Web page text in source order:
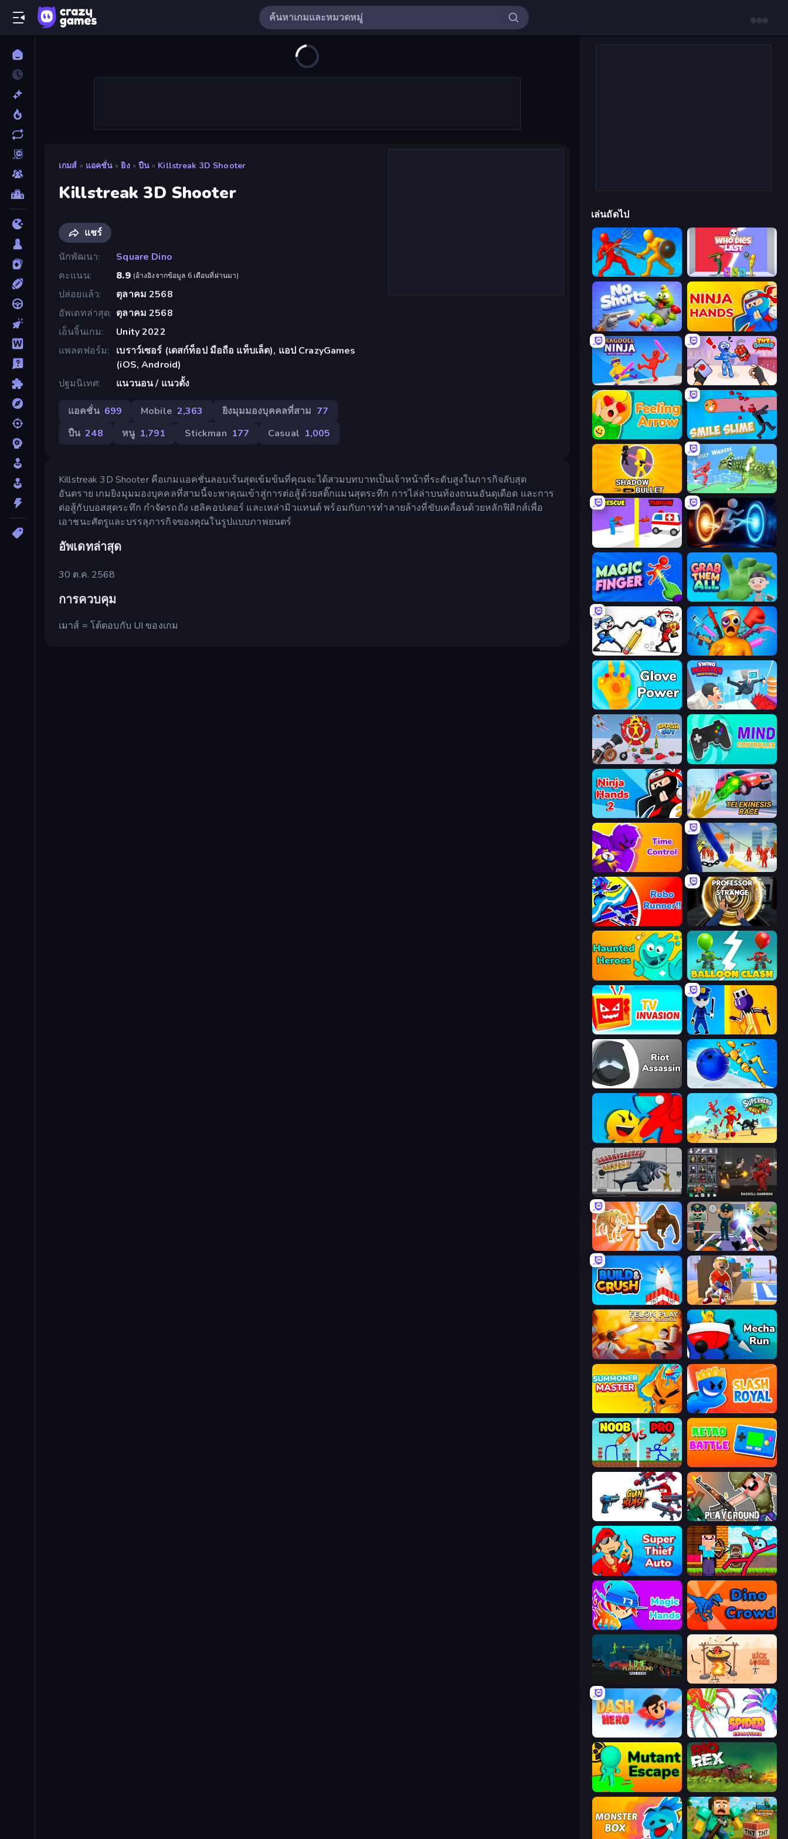
เกมส์ » แอคชั่น » ยิง » ปืน » Killstreak 3D Shooter
Killstreak 3D Shooter
แชร์
นักพัฒนา
Square Dino
คะแนน
8.9 (อ้างอิงจากข้อมูล 6 เดือนที่ผ่านมา)
ปล่อยแล้ว
ตุลาคม 2568
อัพเดทล่าสุด ตุลาคม 2568
เอ็นจิ้นเกม
Unity 2022
แพลตฟอร์ม
เบราว์เซอร์ (เดสก์ท็อป มือถือ แท็บเล็ต), แอป CrazyGames
(iOS, Android)
ปฐมนิเทศ
แนวนอน / แนวตั้ง
แอคชั่น 699 Mobile 2,363 ยิงมุมมองบุคคลที่สาม 77
ปืน 248 หนู 1,791 Stickman 177 Casual 1,005
Killstreak 3D Shooter คือเกมแอคชั่นลอบเร้นสุดเข้มข้นที่คุณจะได้สวมบทบาทเป็นเจ้าหน้าที่ระดับสูงในภารกิจลับสุด
อันตราย เกมยิงมุมมองบุคคลที่สามนี้จะพาคุณเข้าสู่การต่อสู้ด้วยสติ๊กแมนสุดระทึก การไล่ล่าบนท้องถนนอันดุเดือด และการ
ต่อสู้กับบอสสุดระทึก กำจัดรถถัง เฮลิคอปเตอร์ และเหล่ามิวแทนต์ พร้อมกับการทำลายล้างที่ขับเคลื่อนด้วยหลักฟิสิกส์เพื่อ
เอาชนะศัตรูและบรรลุภารกิจของคุณในรูปแบบภาพยนตร์
อัพเดทล่าสุด
30 ต.ค. 2568
การควบคุม
เมาส์ = โต้ตอบกับ UI ของเกม
เล่นถัดไป
Epic Sword Battle! Fight in Arena Who Dies Last?
No Shorts Ninja Hands
Ragdoll Ninja: Imposter Hero TNT Bomber
Feeling Arrow Smile Slime
Shadow Bullet Silly Walkers
Rescue Throw Portal Escape
Magic Finger 3D Grab Them All
Doodle Smash Fun Ragdoll Challenge!
Glove Power Swing Monster: Decisive Battle
Smash Guy: Ragdoll Punch Hero Mind Controller
Ninja Hands 2 Telekinesis Race 3D
Time Control! Slasher
Robo Runner Professor Strange
Haunted Heroes Balloon Clash
TV Invasion
Riot Assassin Playground Man! Ragdoll Show!
Riot Escape Superhero Race!
Sharkosaurus Rampage Last Play: Ragdoll Sandbox
Animal DNA Run Find The Alien
Build and Crush Blaster Pranks
Felon Play: Ragdoll Sandbox Mecha Run
Summoner Master Slash Royal
DOP Noob: Draw to Save Retro Battle
Playground
Super Thief Auto Noob Archer vs Stickman Zombie
Magic Hands Dino Crowd
Kick Loser
Spider Evolution: Runner Game
Mutant Escape Rio Rex